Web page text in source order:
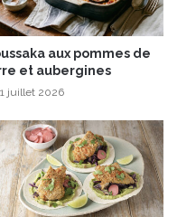
aux pommes de
et aubergines
juillet 2026